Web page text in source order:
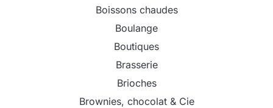
Boissons chaudes
Boulange
Boutiques
Brasserie
Brioches
Brownies, chocolat & Cie